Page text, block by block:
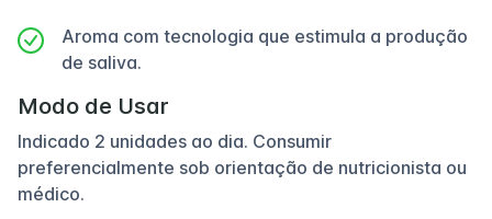
Aroma com tecnologia que estimula a produção
de saliva.
Modo de Usar
Indicado 2 unidades ao dia. Consumir
preferencialmente sob orientação de nutricionista ou
médico.